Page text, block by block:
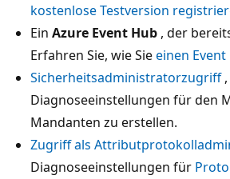
kostenlose Testversion
Ein Azure Event Hub , der
Erfahren Sie, wie Sieeinen
Sicherheitsadministratorzugriff,
Diagnoseeinstellungen für den
Mandanten zu erstellen.
Zugriff als
Diagnoseeinstellungen für